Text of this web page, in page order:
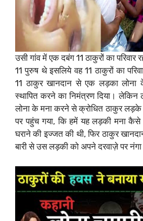
उसी गांव में एक दबंग 11 ठाकुरों का परिवार
11 पुरुष थे इसलिये वह 11 ठाकुरों का
11 ठाकुर खानदान से एक लड़का लोना
स्थापित करने का निमंत्रण दिया। लेकिन
लोना के मना करने से क्रोधित ठाकुर लड़के
पर पहुंच गया, कि हमें यह लड़की मना कैसे
घराने की इज्जत की थी, फिर ठाकुर
बारी से उस लड़की को अपने दरवाज़े पर नंगा